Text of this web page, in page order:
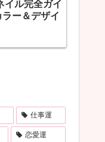
イル完全ガイ
ラー＆デザイ
仕事運
恋愛運